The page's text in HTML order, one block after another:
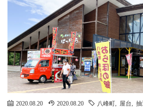
2020.08.20 2020.08.20 八峰町 屋台 抽